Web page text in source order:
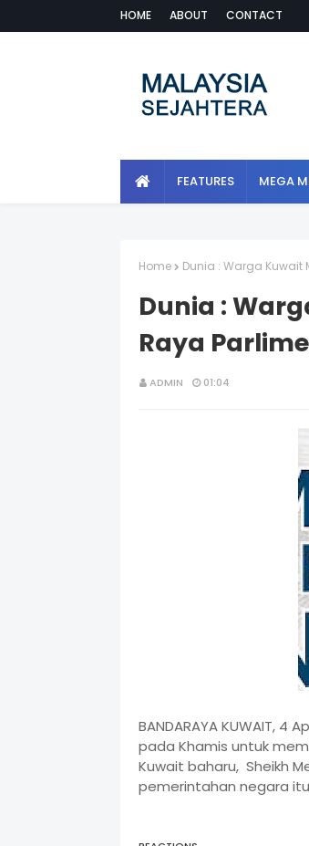
HOME ABOUT CONTACT
FEATURES MEGA
Home Dunia : Warga Kuwait
Dunia :
Raya
ADMIN 01:04
BANDARAYA KUWAIT,
pada Khamis untuk
Kuwait baharu, Sheikh
pemerintahan negara